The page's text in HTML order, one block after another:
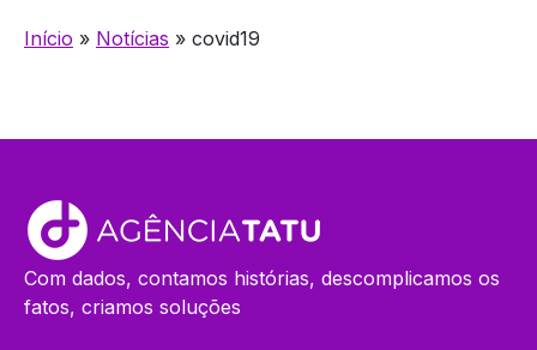
Início » Notícias » covid19
Com dados, contamos histórias, descomplicamos os
fatos, criamos soluções